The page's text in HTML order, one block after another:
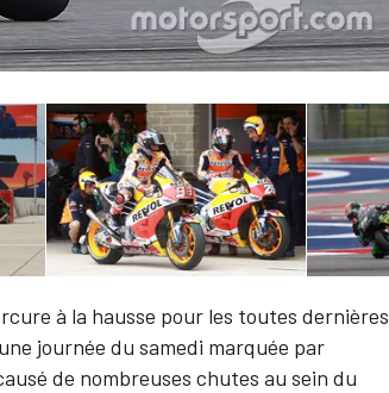
à la hausse pour les toutes dernières
journée du samedi marquée par
de nombreuses chutes au sein du